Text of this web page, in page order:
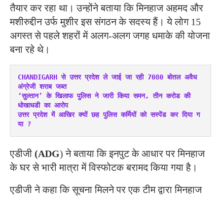
तैयार कर रहा था। उन्होंने बताया कि मिनहाज अहमद और
मशीरुद्दीन उर्फ मुशीर इस संगठन के सदस्य हैं। ये लोग 15
अगस्त से पहले शहरों में अलग-अलग जगह धमाके की योजना
बना रहे थे।
CHANDIGARH से उत्तर प्रदेश ले जाई जा रही 7080 बोतल अवैध
अंग्रेजी शराब जब्त
‘सुल्तान’ के खिलाफ पुलिस ने जारी किया समन, तीन करोड की
धोखाधडी का आरोप
उत्तर प्रदेश में आखिर क्यों छह पुलिस कर्मियों को सस्पेंड कर दिया ग
या ?
एडीजी (ADG) ने बताया कि इनपुट के आधार पर मिनहाज
के घर से भारी मात्रा में विस्फोटक बरामद किया गया है।
एडीजी ने कहा कि सूचना मिलने पर एक टीम द्वारा मिनहाज